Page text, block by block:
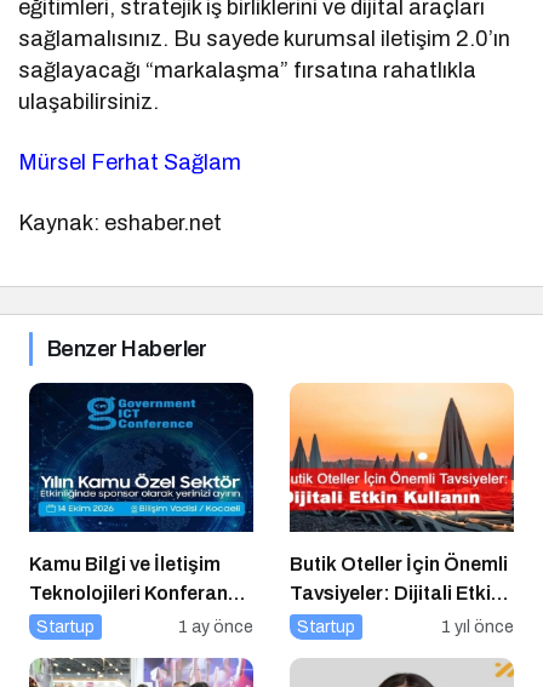
eğitimleri, stratejik iş birliklerini ve dijital araçları
sağlamalısınız. Bu sayede kurumsal iletişim 2.0’ın
sağlayacağı “markalaşma” fırsatına rahatlıkla
ulaşabilirsiniz.
Mürsel Ferhat Sağlam
Kaynak: eshaber.net
Benzer Haberler
Kamu Bilgi ve İletişim
Teknolojileri Konferansı
2026 İçin Geri Sayım!
Startup 1 ay önce
Butik Oteller İçin Önemli
Tavsiyeler: Dijitali Etkin
Kullanın
Startup 1 yıl önce